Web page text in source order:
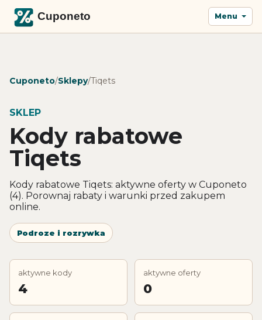
Menu
Cuponeto/Sklepy/Tiqets
SKLEP
Kody rabatowe
Tiqets
Kody rabatowe Tiqets: aktywne oferty w Cuponeto
(4). Porownaj rabaty i warunki przed zakupem
online.
Podroze i rozrywka
aktywne kody
4
aktywne oferty
0